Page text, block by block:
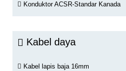
Konduktor ACSR-Standar Kanada
Kabel daya
Kabel lapis baja 16mm